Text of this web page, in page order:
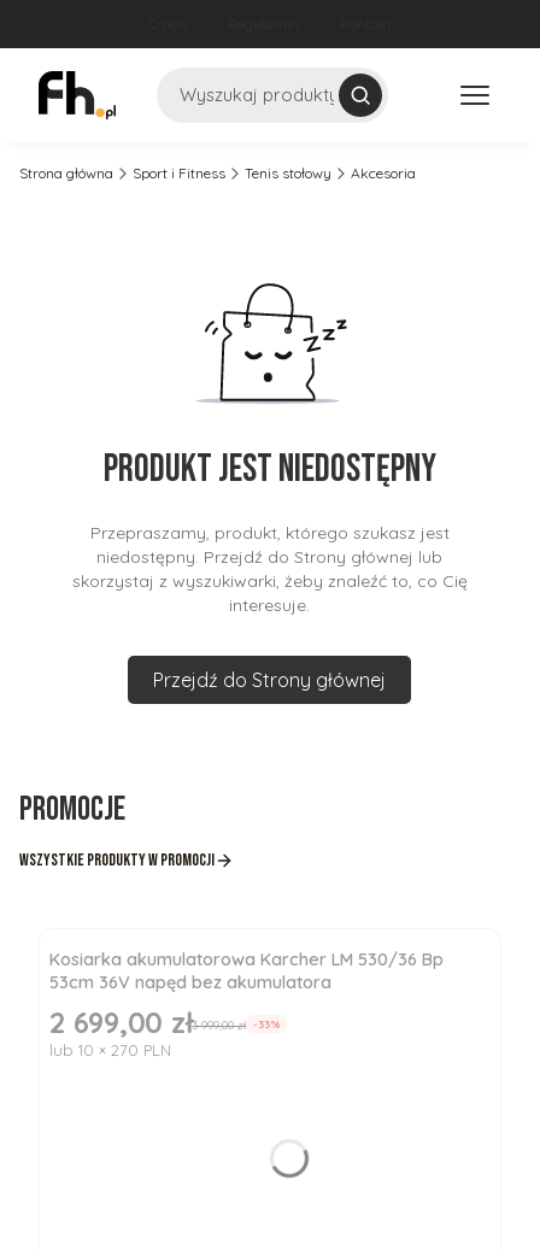
Szukaj
Strona główna Sport i Fitness Tenis stołowy Akcesoria
Produkt jest niedostępny
Przepraszamy, produkt, którego szukasz jest
niedostępny. Przejdź do Strony głównej lub
skorzystaj z wyszukiwarki, żeby znaleźć to, co Cię
interesuje.
Przejdź do Strony głównej
Promocje
Wszystkie produkty w promocji
Kosiarka akumulatorowa Karcher LM 530/36 Bp
53cm 36V napęd bez akumulatora
Cena promocyjna
2 699,00 zł3 999,00 zł -33%
lub 10 × 270 PLN